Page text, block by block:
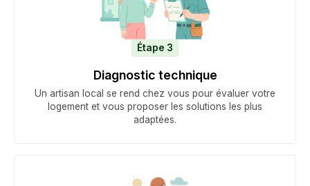
Étape 3
Diagnostic technique
Un artisan local se rend chez vous pour évaluer votre
logement et vous proposer les solutions les plus
adaptées.